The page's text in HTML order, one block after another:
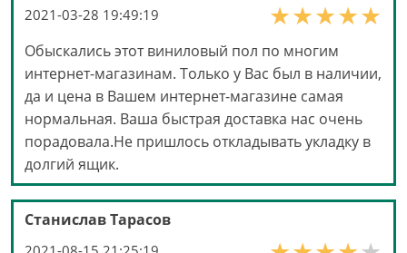
2021-03-28 19:49:19
Обыскались этот виниловый пол по многим
интернет-магазинам. Только у Вас был в наличии,
да и цена в Вашем интернет-магазине самая
нормальная. Ваша быстрая доставка нас очень
порадовала.Не пришлось откладывать укладку в
долгий ящик.
Станислав Тарасов